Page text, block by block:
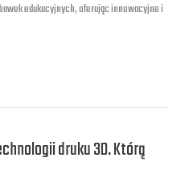
edukacyjnych, oferując innowacyjne i
druku 3D. Którą